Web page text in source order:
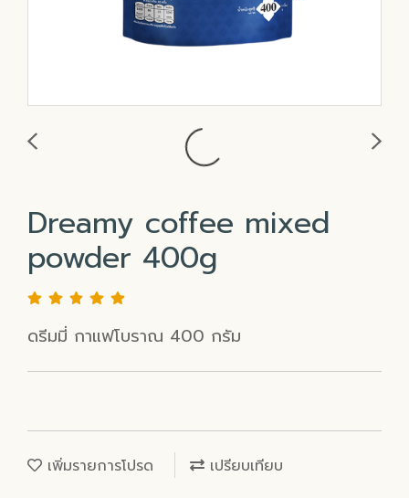
Dreamy coffee mixed
powder 400g
ดรีมมี่ กาแฟโบราณ 400 กรัม
เพิ่มรายการโปรด เปรียบเทียบ